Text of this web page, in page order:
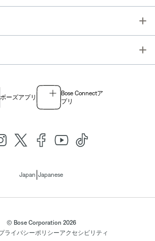
ボーズアプリ
Bose Connectア
プリ
Japan Japanese
© Bose Corporation 2026
ライバシーポリシーアクセシビリティ